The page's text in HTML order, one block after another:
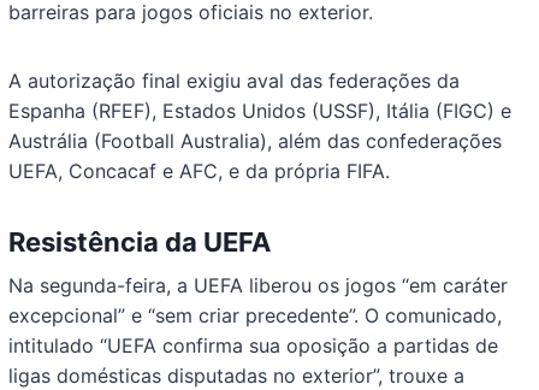
barreiras para jogos oficiais no exterior.
A autorização final exigiu aval das federações da
Espanha (RFEF), Estados Unidos (USSF), Itália (FIGC) e
Austrália (Football Australia), além das confederações
UEFA, Concacaf e AFC, e da própria FIFA.
Resistência da UEFA
Na segunda-feira, a UEFA liberou os jogos “em caráter
excepcional” e “sem criar precedente”. O comunicado,
intitulado “UEFA confirma sua oposição a partidas de
ligas domésticas disputadas no exterior”, trouxe a